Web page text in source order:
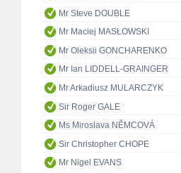
Mr Steve DOUBLE
Mr Maciej MASŁOWSKI
Mr Oleksii GONCHARENKO
Mr Ian LIDDELL-GRAINGER
Mr Arkadiusz MULARCZYK
Sir Roger GALE
Ms Miroslava NĚMCOVÁ
Sir Christopher CHOPE
Mr Nigel EVANS